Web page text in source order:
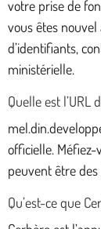
votre prise de
vous êtes
d’identifiants,
ministérielle.
Quelle est l’URL
officielle. Méfiez-
peuvent être
Qu’est-ce que